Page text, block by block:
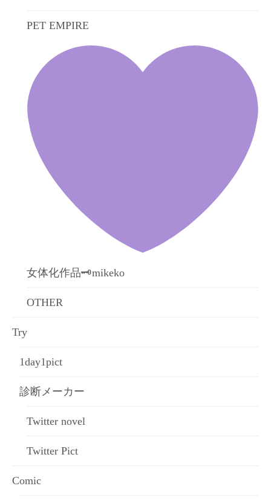
PET EMPIRE
女体化作品🗝mikeko
OTHER
Try
1day1pict
診断メーカー
Twitter novel
Twitter Pict
Comic